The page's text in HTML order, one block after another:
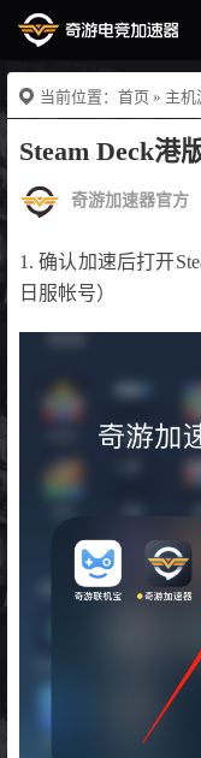
当前位置： 首页 » 主机
Steam Deck港
奇游加速器官方
1. 确认加速后打开
日服帐号）